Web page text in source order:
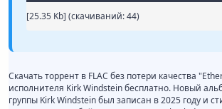
[25.35 Kb] (cкачиваний: 44)
Скачать торрент в FLAC без потери качества
исполнителя Kirk Windstein бесплатно. Новый
группы Kirk Windstein был записан в 2025 году и